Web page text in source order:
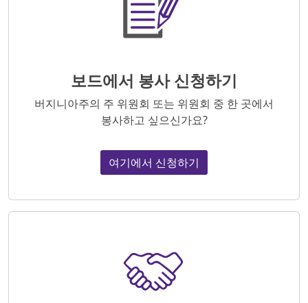
보드에서 봉사 신청하기
버지니아주의 주 위원회 또는 위원회 중 한 곳에서
봉사하고 싶으신가요?
여기에서 신청하기